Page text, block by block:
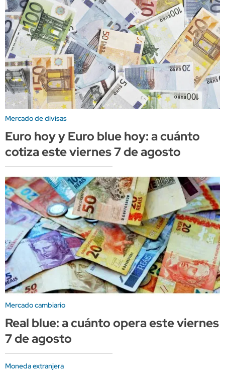
Mercado de divisas
Euro hoy y Euro blue hoy: a cuánto
cotiza este viernes 7 de agosto
Mercado cambiario
Real blue: a cuánto opera este viernes
7 de agosto
Moneda extranjera